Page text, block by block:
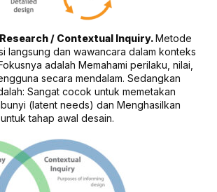
/ Contextual Inquiry. Metode
langsung dan wawancara dalam konteks
adalah Memahami perilaku, nilai,
secara mendalam. Sedangkan
Sangat cocok untuk memetakan
(latent needs) dan Menghasilkan
tahap awal desain.